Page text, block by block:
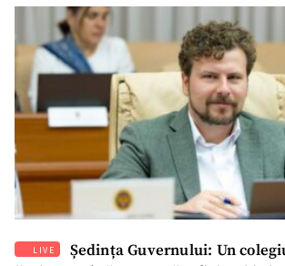
SUSȚINE
LIVE
Ședința Guvernului: Un